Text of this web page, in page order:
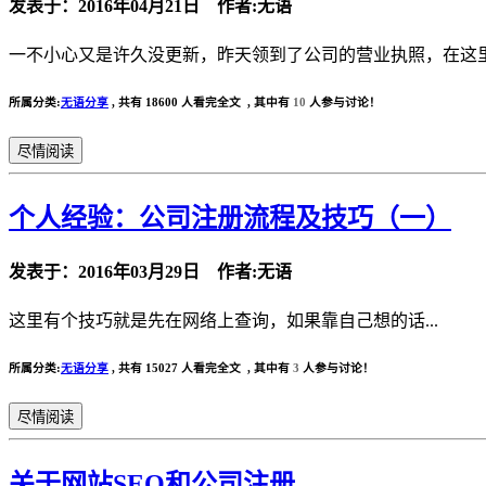
发表于：2016年04月21日 作者:无语
一不小心又是许久没更新，昨天领到了公司的营业执照，在这
所属分类:无语分享 , 共有 18600 人看完全文 , 其中有 10 人参与讨论！
尽情阅读
个人经验：公司注册流程及技巧（一）
发表于：2016年03月29日 作者:无语
这里有个技巧就是先在网络上查询，如果靠自己想的话...
所属分类:无语分享 , 共有 15027 人看完全文 , 其中有 3 人参与讨论！
尽情阅读